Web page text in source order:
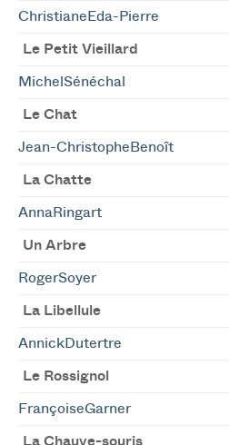
ChristianeEda-Pierre
Le Petit Vieillard
MichelSénéchal
Le Chat
Jean-ChristopheBenoît
La Chatte
AnnaRingart
Un Arbre
RogerSoyer
La Libellule
AnnickDutertre
Le Rossignol
FrançoiseGarner
La Chauve-souris